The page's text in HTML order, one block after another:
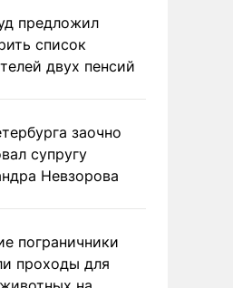
предложил
список
двух пенсий
заочно
супругу
Невзорова
пограничники
проходы для